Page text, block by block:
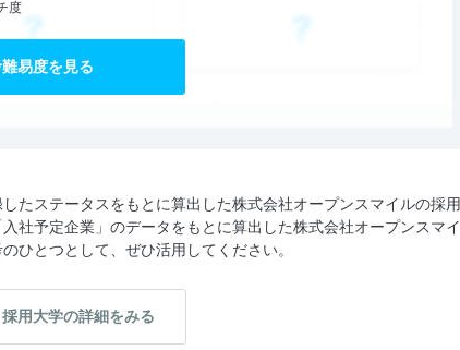
度
易度を見る
たステータスをもとに算出した株式会社オープンスマイルの採用
社予定企業」のデータをもとに算出した株式会社オープンスマイ
ひとつとして、ぜひ活用してください。
用大学の詳細をみる